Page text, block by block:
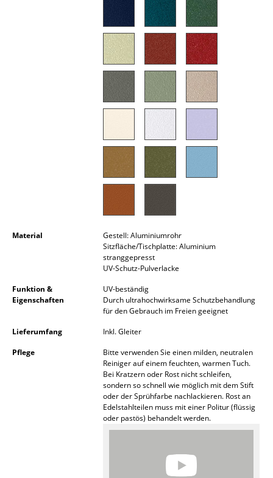
Hängeleuchten & Deckenleuchten
Schreibtischleuchten
... alle Leuchten
Doppelbetten
Nachttische & Bettzubehör
Material
Gestell: Aluminiumrohr
Sitzfläche/Tischplatte: Aluminium
stranggepresst
UV-Schutz-Pulverlacke
Funktion &
Eigenschaften
UV-beständig
Durch ultrahochwirksame Schutzbehandlung
für den Gebrauch im Freien geeignet
Lieferumfang
Inkl. Gleiter
Pflege
Bitte verwenden Sie einen milden, neutralen
Reiniger auf einem feuchten, warmen Tuch.
Bei Kratzern oder Rost nicht schleifen,
sondern so schnell wie möglich mit dem Stift
oder der Sprühfarbe nachlackieren. Rost an
Edelstahlteilen muss mit einer Politur (flüssig
oder pastös) behandelt werden.